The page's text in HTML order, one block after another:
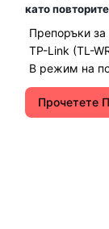
като
Препоръки
TP-Link (TL-
В режим на
Прочетете